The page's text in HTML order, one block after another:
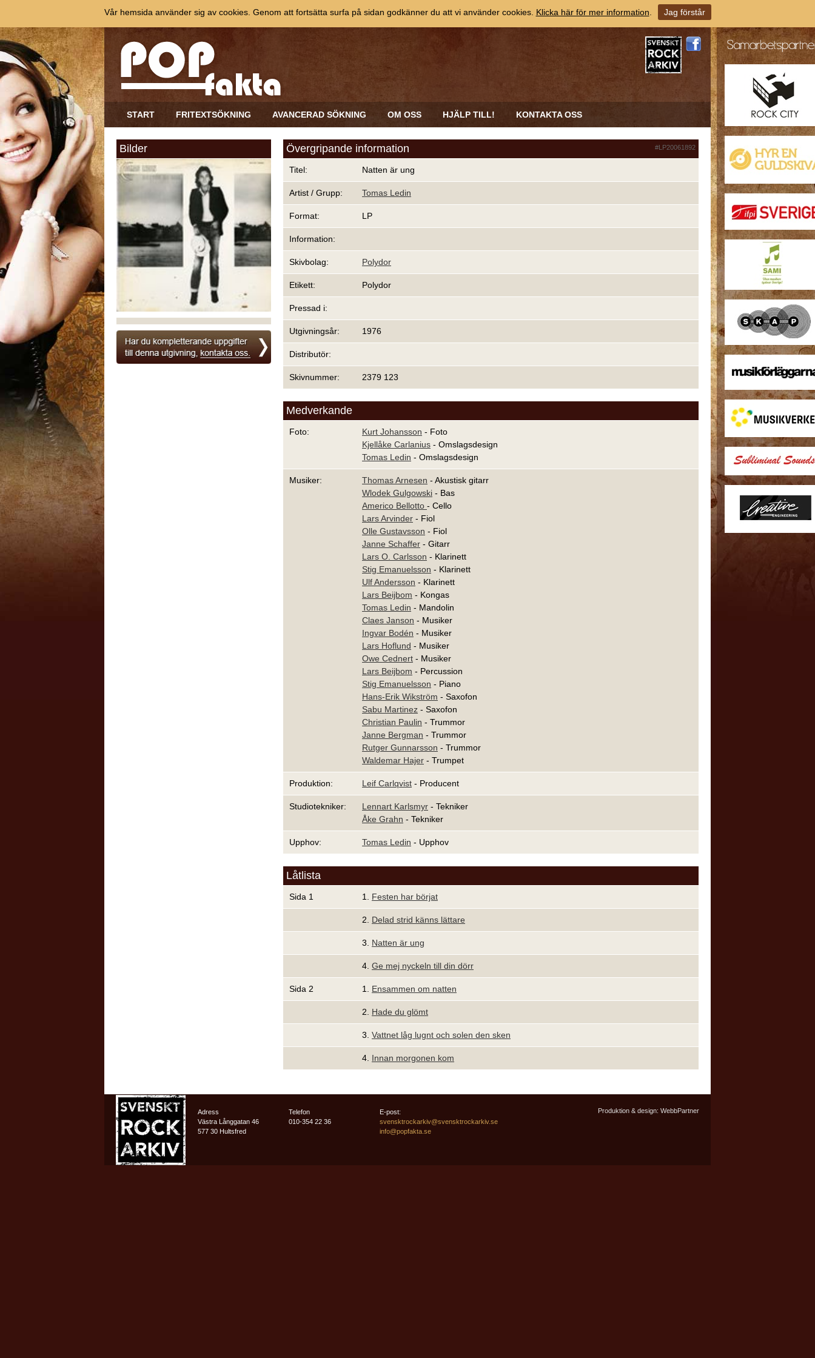
START FRITEXTSÖKNING AVANCERAD SÖKNING OM OSS HJÄLP TILL! KONTAKTA OSS
Bilder Övergripande information #LP20061892
Titel: Natten är ung
Artist / Grupp: Tomas Ledin
Format: LP
Information:
Skivbolag: Polydor
Etikett: Polydor
Pressad i:
Utgivningsår: 1976
Distributör:
Skivnummer: 2379 123
Medverkande
Foto: Kurt Johansson - Foto
Kjellåke Carlanius - Omslagsdesign
Tomas Ledin - Omslagsdesign
Musiker: Thomas Arnesen - Akustisk gitarr
Wlodek Gulgowski - Bas
Americo Bellotto - Cello
Lars Arvinder - Fiol
Olle Gustavsson - Fiol
Janne Schaffer - Gitarr
Lars O. Carlsson - Klarinett
Stig Emanuelsson - Klarinett
Ulf Andersson - Klarinett
Lars Beijbom - Kongas
Tomas Ledin - Mandolin
Claes Janson - Musiker
Ingvar Bodén - Musiker
Lars Hoflund - Musiker
Owe Cednert - Musiker
Lars Beijbom - Percussion
Stig Emanuelsson - Piano
Hans-Erik Wikström - Saxofon
Sabu Martinez - Saxofon
Christian Paulin - Trummor
Janne Bergman - Trummor
Rutger Gunnarsson - Trummor
Waldemar Hajer - Trumpet
Produktion: Leif Carlqvist - Producent
Studiotekniker: Lennart Karlsmyr - Tekniker
Åke Grahn - Tekniker
Upphov: Tomas Ledin - Upphov
Låtlista
Sida 1 1. Festen har börjat
2. Delad strid känns lättare
3. Natten är ung
4. Ge mej nyckeln till din dörr
Sida 2 1. Ensammen om natten
2. Hade du glömt
3. Vattnet låg lugnt och solen den sken
4. Innan morgonen kom
Adress
Västra Långgatan 46
577 30 Hultsfred
Telefon
010-354 22 36
E-post:
svensktrockarkiv@svensktrockarkiv.se
info@popfakta.se
Produktion & design: WebbPartner
Vår hemsida använder sig av cookies. Genom att fortsätta surfa på sidan godkänner du att vi använder cookies. Klicka här för mer information Jag förstår